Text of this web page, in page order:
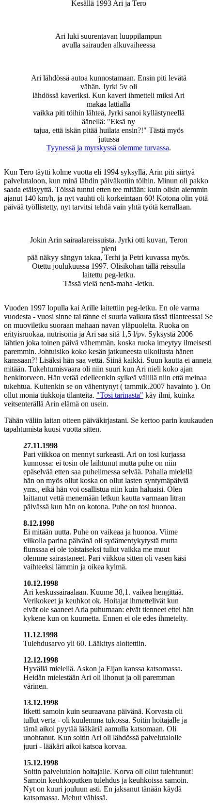
Kesällä 1993 Ari ja Tero
Ari luki suurentavan luuppilampun
avulla sairauden alkuvaiheessa
Ari lähdössä autoa kunnostamaan. Ensin piti levätä
vähän. Jyrki 5v oli
lähdössä kaveriksi. Kun kaveri ihmetteli miksi Ari
makaa lattialla
vaikka piti töihin lähteä, Jyrki sanoi kyllästyneellä
äänellä: "Eksä ny
tajua, että iskän pitää huilata ensin?!" Tästä myös
jutussa
Tyynessä ja myrskyssä olemme turvassa.
Kun Tero täytti kolme vuotta eli 1994 syksyllä, Arin piti siirtyä
palvelutaloon, kun minä lähdin päiväkotiin töihin. Minun oli pakko
saada etäisyyttä. Töissä tuntui etten tee mitään: kuin olisin aiemmin
ajanut 140 km/h, ja nyt vauhti oli korkeintaan 60! Kotona olin yötä
päivää työllistetty, nyt tarvitsi tehdä vain yhtä työtä kerrallaan.
Jokin Arin sairaalareissuista. Jyrki otti kuvan, Teron
pieni
pää näkyy sängyn takaa, Terhi ja Petri kuvassa myös.
Otettu joulukuussa 1997. Olisikohan tällä reissulla
laitettu peg-letku.
Tässä vielä nenä-maha -letku.
Vuoden 1997 lopulla kai Arille laitettiin peg-letku. En ole varma
vuodesta - vuosi sinne tai tänne ei suuria vaikuta tässä tilanteessa! Se
on muoviletku suoraan mahaan navan yläpuolelta. Ruoka on
erityisruokaa, nutrisonia ja Ari saa sitä 1,5 l/pv. Syksystä 2006
lähtien joka toinen päivä vähemmän, koska ruoka imeytyy ilmeisesti
paremmin. Johtuisiko koko kesän jatkuneesta ulkoilusta hänen
kanssaan?! Lisäksi hän saa vettä. Siinä kaikki. Suun kautta ei anneta
mitään. Tukehtumisvaara oli niin suuri kun Ari nieli koko ajan
henkitorveen. Hän vetää edelleenkin sylkeä välillä niin että meinaa
tukehtua. Kuitenkin se on vähentynyt ( tammik.2007 havainto ). On
ollut monia tiukkoja tilanteita. "Tosi tarinasta" käy ilmi, kuinka
veitsenterällä Arin elämä on usein.
Tähän väliin laitan otteen päiväkirjastani. Se kertoo parin kuukauden
tapahtumista kuusi vuotta sitten.
27.11.1998
Pari viikkoa on mennyt surkeasti. Ari on tosi kurjassa
kunnossa: ei tosin ole laihtunut mutta puhe on niin
epäselvää etten saa puhelimessa selvää. Pahalla mielellä
hän on myös ollut koska on ollut lasten syntymäpäiviä
yms., eikä hän voi osallistua niin kuin haluaisi. Olen
laittanut vettä menemään letkun kautta varmaan litran
päivässä kun hän on kotona. Puhe on tosi huonoa.
8.12.1998
Ei mitään uutta. Puhe on vaikeaa ja huonoa. Viime
viikolla parina päivänä oli sydämentykytystä mutta
flunssaa ei ole toistaiseksi tullut vaikka me muut
olemme sairastaneet. Pari viikkoa sitten oli vasen käsi
vaihteeksi lämmin ja oikea kylmä.
10.12.1998
Ari keskussairaalaan. Kuume 38,1. vaikea hengittää.
Verikokeet ja keuhkot ok. Hoitajat ihmettelivät kun
eivät ole saaneet Aria puhumaan: eivät tienneet ettei hän
kykene kun on kuumetta. Ennen ei ole edes ihmetelty.
11.12.1998
Tulehdusarvo yli 60. Lääkitys aloitettiin.
12.12.1998
Hyvällä mielellä. Askon ja Eijan kanssa katsomassa.
Heidän mielestään Ari oli lihonut ja oli paremman
värinen.
13.12.1998
Itketti samoin kuin seuraavana päivänä. Korvasta oli
tullut verta - oli kuulemma tukossa. Soitin hoitajalle ja
tämä aikoi pyytää lääkäriä aamulla katsomaan. Oli
unohtanut. Kun soitin Ari oli lähdössä palvelutalolle
juuri - lääkäri aikoi katsoa korvaa.
15.12.1998
Soitin palvelutalon hoitajalle. Korva oli ollut tulehtunut!
Samoin keuhkoputken tulehdus ja keuhkoissa samoin.
Nyt on kuuri jouluun asti. En jaksanut tänään käydä
katsomassa. Mehut vähissä.